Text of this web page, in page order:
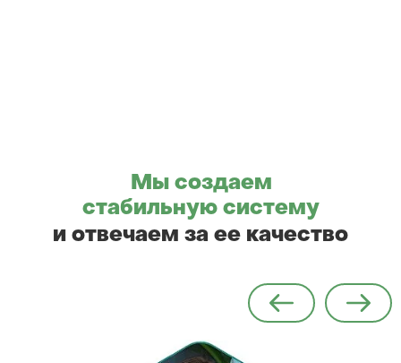
и отвечаем за ее качество
Мы создаем
стабильную систему